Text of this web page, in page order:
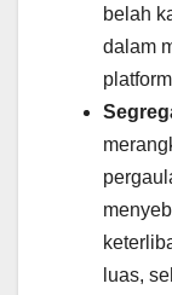
belah
dalam
luas,